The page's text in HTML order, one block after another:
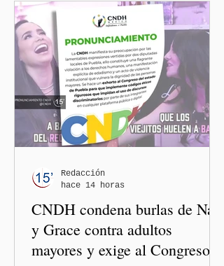
CNDH condena burlas de Nay
y Grace contra adultos
mayores y exige al Congreso
Redacción
hace 14 horas